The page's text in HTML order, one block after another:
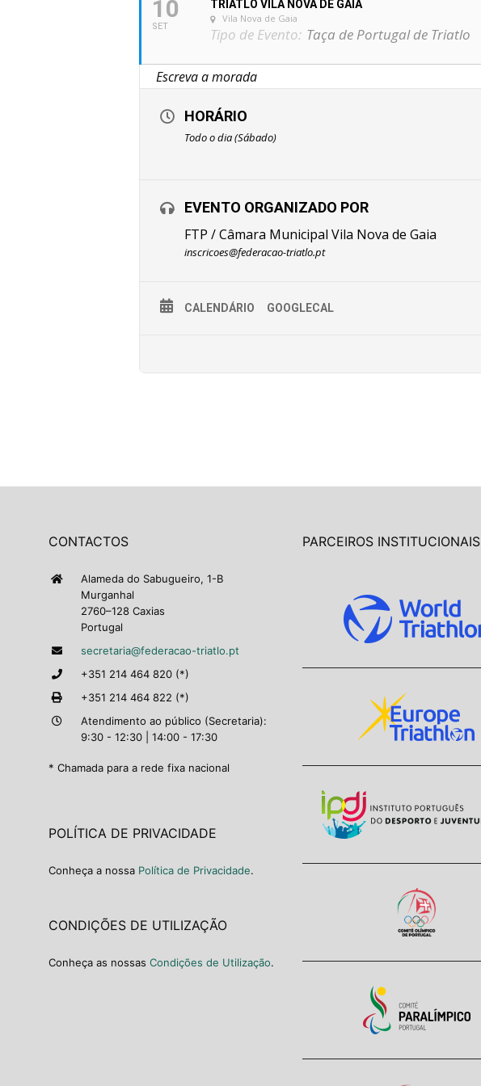
10
SET
TRIATLO VILA NOVA DE GAIA
Vila Nova de Gaia
Tipo de Evento: Taça de Portugal de Triatlo
HORÁRIO
Todo o dia (Sábado)
EVENTO ORGANIZADO POR
FTP / Câmara Municipal Vila Nova de Gaia
inscricoes@federacao-triatlo.pt
CALENDÁRIO GOOGLECAL
CONTACTOS
Alameda do Sabugueiro, 1-B
Murganhal
2760–128 Caxias
Portugal
secretaria@federacao-triatlo.pt
+351 214 464 820 (*)
+351 214 464 822 (*)
Atendimento ao público (Secretaria):
9:30 - 12:30 | 14:00 - 17:30
* Chamada para a rede fixa nacional
POLÍTICA DE PRIVACIDADE
Conheça a nossa Política de Privacidade.
CONDIÇÕES DE UTILIZAÇÃO
Conheça as nossas Condições de Utilização.
PARCEIROS INSTITUCIONAIS